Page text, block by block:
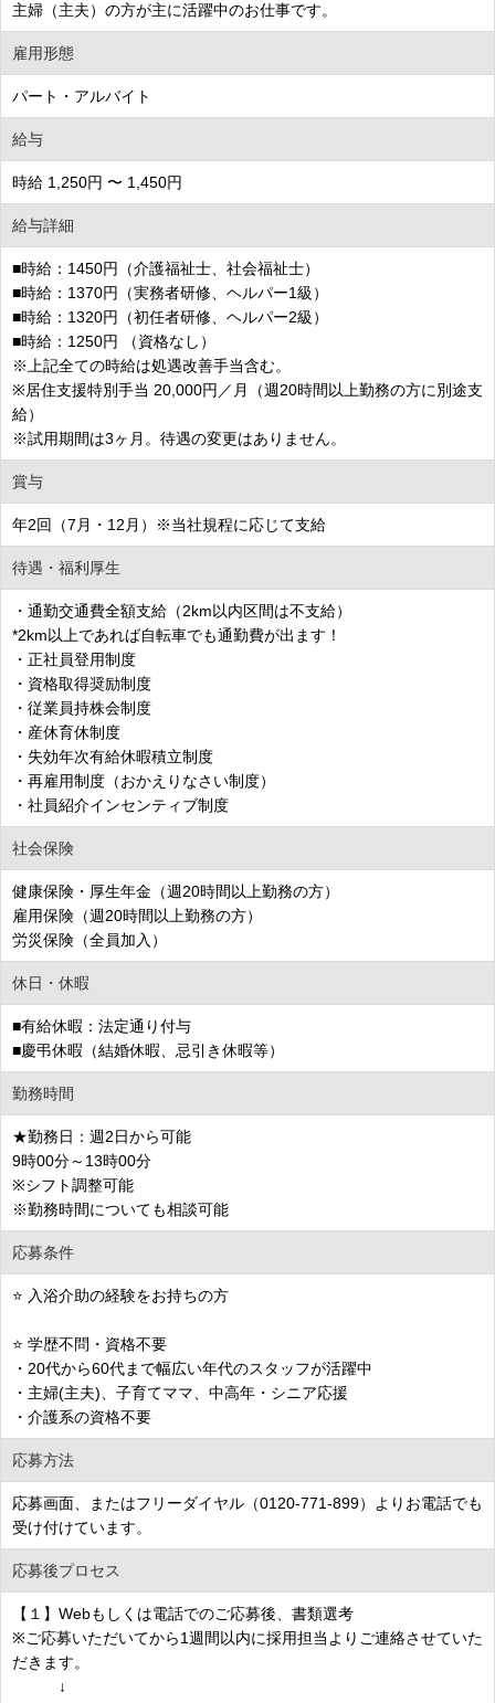
主婦（主夫）の方が主に活躍中のお仕事です。
雇用形態
パート・アルバイト
給与
時給 1,250円 〜 1,450円
給与詳細
■時給：1450円（介護福祉士、社会福祉士）
■時給：1370円（実務者研修、ヘルパー1級）
■時給：1320円（初任者研修、ヘルパー2級）
■時給：1250円 （資格なし）
※上記全ての時給は処遇改善手当含む。
※居住支援特別手当 20,000円／月（週20時間以上勤務の方に別途支
給）
※試用期間は3ヶ月。待遇の変更はありません。
賞与
年2回（7月・12月）※当社規程に応じて支給
待遇・福利厚生
・通勤交通費全額支給（2km以内区間は不支給）
*2km以上であれば自転車でも通勤費が出ます！
・正社員登用制度
・資格取得奨励制度
・従業員持株会制度
・産休育休制度
・失効年次有給休暇積立制度
・再雇用制度（おかえりなさい制度）
・社員紹介インセンティブ制度
社会保険
健康保険・厚生年金（週20時間以上勤務の方）
雇用保険（週20時間以上勤務の方）
労災保険（全員加入）
休日・休暇
■有給休暇：法定通り付与
■慶弔休暇（結婚休暇、忌引き休暇等）
勤務時間
★勤務日：週2日から可能
9時00分～13時00分
※シフト調整可能
※勤務時間についても相談可能
応募条件
⭐ 入浴介助の経験をお持ちの方
⭐ 学歴不問・資格不要
・20代から60代まで幅広い年代のスタッフが活躍中
・主婦(主夫)、子育てママ、中高年・シニア応援
・介護系の資格不要
応募方法
応募画面、またはフリーダイヤル（0120-771-899）よりお電話でも
受け付けています。
応募後プロセス
【１】Webもしくは電話でのご応募後、書類選考
※ご応募いただいてから1週間以内に採用担当よりご連絡させていた
だきます。
↓